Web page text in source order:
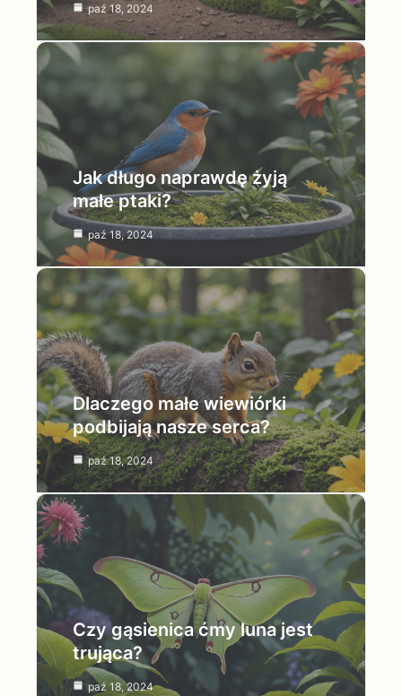
paź 18, 2024
Jak długo naprawdę żyją
małe ptaki?
paź 18, 2024
Dlaczego małe wiewiórki
podbijają nasze serca?
paź 18, 2024
Czy gąsienica ćmy luna jest
trująca?
paź 18, 2024